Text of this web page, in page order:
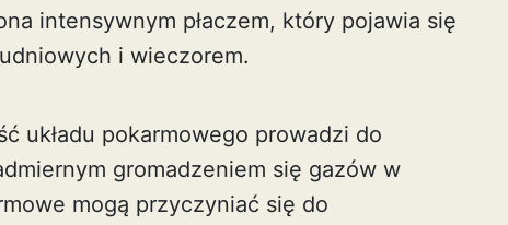
intensywnym płaczem, który pojawia się
i wieczorem.
układu pokarmowego prowadzi do
gromadzeniem się gazów w
mogą przyczyniać się do